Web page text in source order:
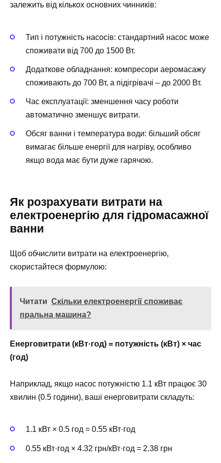
залежить від кількох основних чинників:
Тип і потужність насосів: стандартний насос може
споживати від 700 до 1500 Вт.
Додаткове обладнання: компресори аеромасажу
споживають до 700 Вт, а підігрівачі – до 2000 Вт.
Час експлуатації: зменшення часу роботи
автоматично зменшує витрати.
Обсяг ванни і температура води: більший обсяг
вимагає більше енергії для нагріву, особливо
якщо вода має бути дуже гарячою.
Як розрахувати витрати на
електроенергію для гідромасажної
ванни
Щоб обчислити витрати на електроенергію,
скористайтеся формулою:
Читати Скільки електроенергії споживає
пральна машина?
Енерговитрати (кВт·год) = потужність (кВт) × час
(год)
Наприклад, якщо насос потужністю 1.1 кВт працює 30
хвилин (0.5 години), ваші енерговитрати складуть:
1.1 кВт × 0.5 год = 0.55 кВт·год
0.55 кВт·год × 4.32 грн/кВт·год = 2.38 грн